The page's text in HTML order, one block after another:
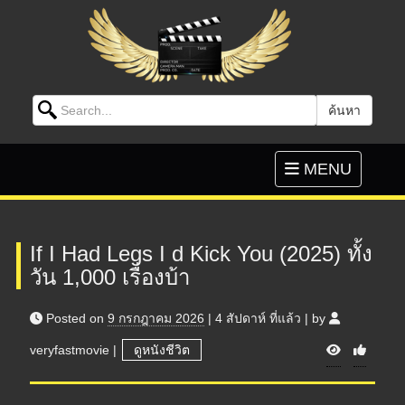
Search for: ค้นหา
Toggle
navigation
MENU
If I Had Legs I d Kick You (2025) ทั้ง
วัน 1,000 เรื่องบ้า
Posted on 9 กรกฎาคม 2026 | 4 สัปดาห์ ที่แล้ว | by
veryfastmovie | ดูหนังชีวิต V
i